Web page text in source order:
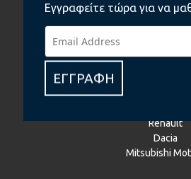
Εγγραφείτε τώρα για να
ΕΓΓΡΑΦΗ
Renault
Dacia
Mitsubishi